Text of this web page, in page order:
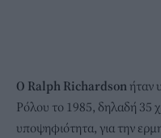
Ο Ralph Richardson ήταν
Ρόλου το 1985, δηλαδή 35
υποψηφιότητα, για την